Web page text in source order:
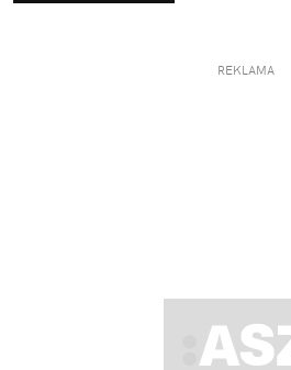
REKLAMA